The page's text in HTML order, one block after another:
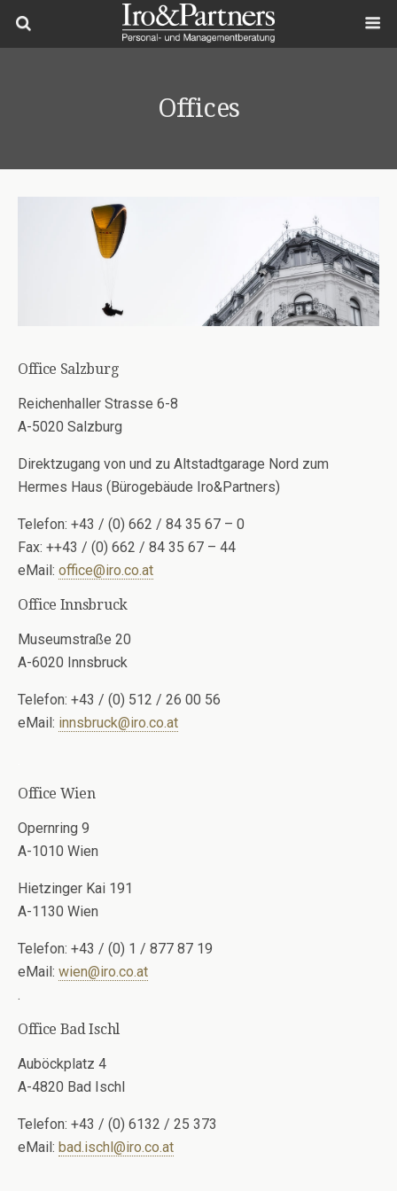
Offices
Office Salzburg
Reichenhaller Strasse 6-8
A-5020 Salzburg
Direktzugang von und zu Altstadtgarage Nord zum
Hermes Haus (Bürogebäude Iro&Partners)
Telefon: +43 / (0) 662 / 84 35 67 – 0
Fax: ++43 / (0) 662 / 84 35 67 – 44
eMail: office@iro.co.at
Office Innsbruck
Museumstraße 20
A-6020 Innsbruck
Telefon: +43 / (0) 512 / 26 00 56
eMail: innsbruck@iro.co.at
Office Wien
Opernring 9
A-1010 Wien
Hietzinger Kai 191
A-1130 Wien
Telefon: +43 / (0) 1 / 877 87 19
eMail: wien@iro.co.at
.
Office Bad Ischl
Auböckplatz 4
A-4820 Bad Ischl
Telefon: +43 / (0) 6132 / 25 373
eMail: bad.ischl@iro.co.at